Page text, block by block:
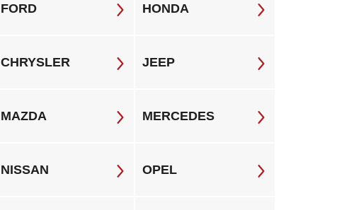
FORD HONDA
CHRYSLER JEEP
MAZDA MERCEDES
NISSAN OPEL